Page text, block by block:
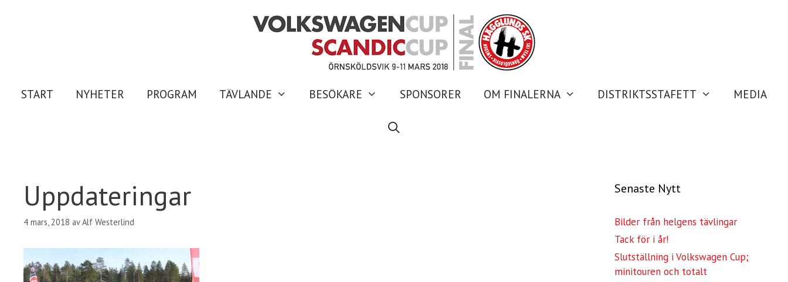
START NYHETER PROGRAM TÄVLANDE BESÖKARE SPONSORER OM FINALERNA DISTRIKTSSTAFETT MEDIA
Uppdateringar
4 mars, 2018 avAlf Westerlind
Senaste Nytt
Bilder från helgens tävlingar
Tack för i år!
Slutställning i Volkswagen Cup;
minitouren och totalt